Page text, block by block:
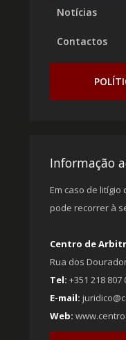
Notícias
Contactos
Informação
Em caso de
pode recorrer à
Centro de
Rua dos
Tel: +351 218 807
E-mail:
Web: